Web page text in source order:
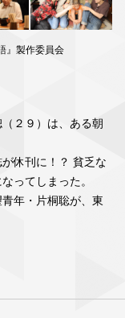
』製作委員会
２９）は、ある朝
休刊に！？ 貧乏な
ってしまった。
年・片桐聡が、東